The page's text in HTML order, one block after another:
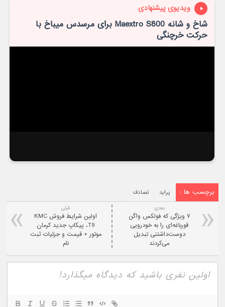
ویدیوی پیشنهادی
شاخ و شانه Maextro S800 برای مرسدس میباخ با
حرکت خرچنگی
برچسب ها : پراید تصادف
قبلی
اولین شرایط فروش KMC
T9، پیکاپ جدید کرمان
موتور + قیمت و جزئیات ثبت
نام
بعدی:
۷ ویژگی که فولکس واگن
قورباغه‌ای را به خودرویی
دوست‌داشتنی تبدیل
می‌کردند